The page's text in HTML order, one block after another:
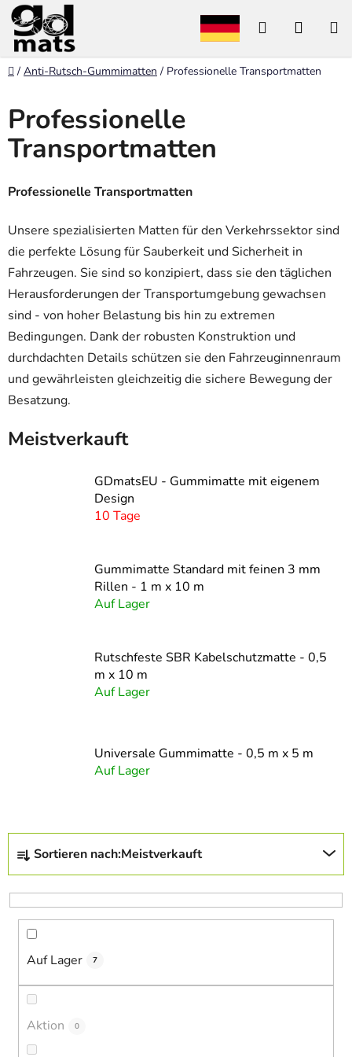
Zum
Inhalt
springen
Suchen
Startseite
/ Anti-Rutsch-Gummimatten / Professionelle Transportmatten
Professionelle
Transportmatten
Professionelle Transportmatten
Unsere spezialisierten Matten für den Verkehrssektor sind
die perfekte Lösung für Sauberkeit und Sicherheit in
Fahrzeugen. Sie sind so konzipiert, dass sie den täglichen
Herausforderungen der Transportumgebung gewachsen
sind - von hoher Belastung bis hin zu extremen
Bedingungen. Dank der robusten Konstruktion und
durchdachten Details schützen sie den Fahrzeuginnenraum
und gewährleisten gleichzeitig die sichere Bewegung der
Besatzung.
Meistverkauft
GDmatsEU - Gummimatte mit eigenem
Design
10 Tage
Gummimatte Standard mit feinen 3 mm
Rillen - 1 m x 10 m
Auf Lager
Rutschfeste SBR Kabelschutzmatte - 0,5
m x 10 m
Auf Lager
Universale Gummimatte - 0,5 m x 5 m
Auf Lager
P
o
d
Sortieren nach:Meistverkauft
Auf Lager 7
Aktion 0